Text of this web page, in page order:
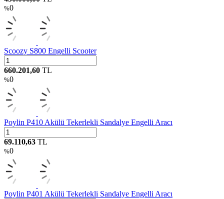
%0
Scoozy S800 Engelli Scooter
660.201,60 TL
%0
Poylin P410 Akülü Tekerlekli Sandalye Engelli Aracı
69.110,63 TL
%0
Poylin P401 Akülü Tekerlekli Sandalye Engelli Aracı